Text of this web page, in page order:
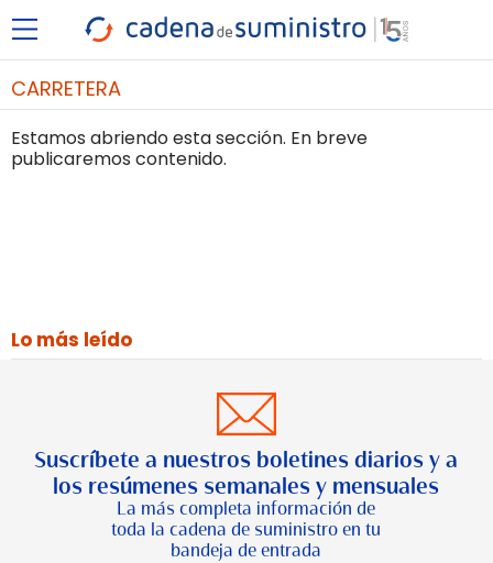
CARRETERA
Estamos abriendo esta sección. En breve
publicaremos contenido.
Lo más leído
Suscríbete a nuestros boletines diarios y a
los resúmenes semanales y mensuales
La más completa información de
toda la cadena de suministro en tu
bandeja de entrada